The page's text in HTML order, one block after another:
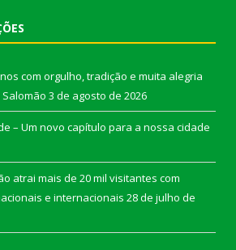
com orgulho, tradição e muita alegria
3 de agosto de 2026
– Um novo capítulo para a nossa cidade
atrai mais de 20 mil visitantes com
e internacionais 28 de julho de